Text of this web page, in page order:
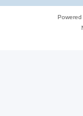
Powered